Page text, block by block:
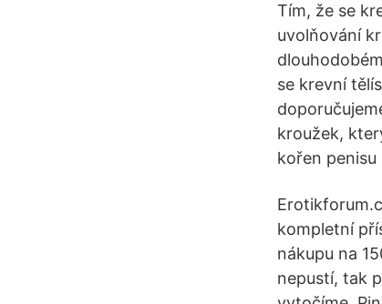
Tím, že se
uvolňování
se krevní
kroužek,
kořen
kompletní
nákupu na
nepustí, tak